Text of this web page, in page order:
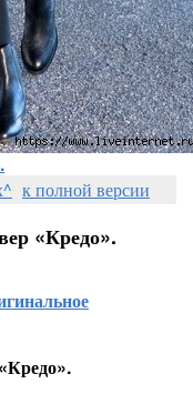
к полной версии
«Кредо».